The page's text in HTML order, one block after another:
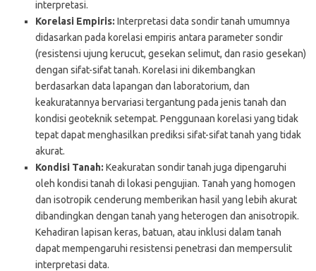
interpretasi.
Korelasi Empiris: Interpretasi data sondir tanah umumnya
didasarkan pada korelasi empiris antara parameter sondir
(resistensi ujung kerucut, gesekan selimut, dan rasio gesekan)
dengan sifat-sifat tanah. Korelasi ini dikembangkan
berdasarkan data lapangan dan laboratorium, dan
keakuratannya bervariasi tergantung pada jenis tanah dan
kondisi geoteknik setempat. Penggunaan korelasi yang tidak
tepat dapat menghasilkan prediksi sifat-sifat tanah yang tidak
akurat.
Kondisi Tanah: Keakuratan sondir tanah juga dipengaruhi
oleh kondisi tanah di lokasi pengujian. Tanah yang homogen
dan isotropik cenderung memberikan hasil yang lebih akurat
dibandingkan dengan tanah yang heterogen dan anisotropik.
Kehadiran lapisan keras, batuan, atau inklusi dalam tanah
dapat mempengaruhi resistensi penetrasi dan mempersulit
interpretasi data.